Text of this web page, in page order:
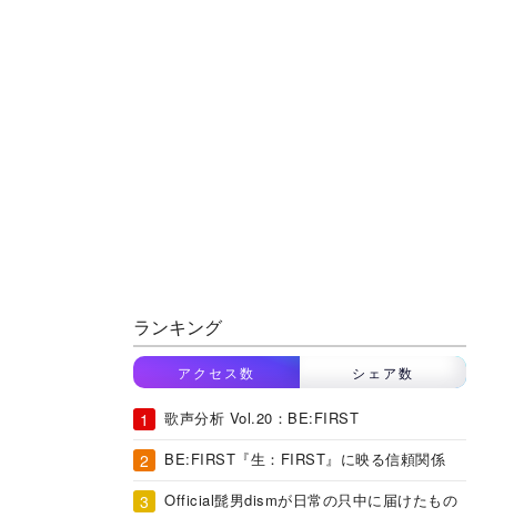
ランキング
アクセス数 シェア数
歌声分析 Vol.20：BE:FIRST
BE:FIRST『生：FIRST』に映る信頼関係
Official髭男dismが日常の只中に届けたもの